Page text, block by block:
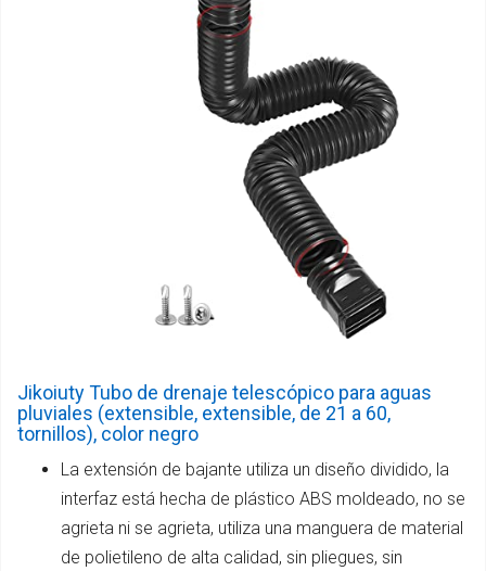
Jikoiuty Tubo de drenaje telescópico para aguas
pluviales (extensible, extensible, de 21 a 60,
tornillos), color negro
La extensión de bajante utiliza un diseño dividido, la
interfaz está hecha de plástico ABS moldeado, no se
agrieta ni se agrieta, utiliza una manguera de material
de polietileno de alta calidad, sin pliegues, sin